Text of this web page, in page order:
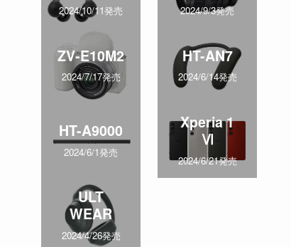
2024/10/11発売 2024/9/3発売
ZV-E10M2
2024/7/17発売
HT-AN7
2024/6/14発売
HT-A9000
2024/6/1発売
Xperia 1
Ⅵ
2024/6/21発売
ULT
WEAR
2024/4/26発売